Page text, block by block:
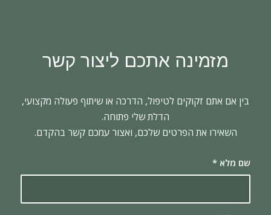
מזמינה אתכם ליצור קשר
בין אם אתם זקוקים לטיפול, הדרכה או שיתוף פעולה מקצועי,
הדלת שלי פתוחה.
השאירו את הפרטים שלכם, ואצור עמכם קשר בהקדם.
שם מלא *